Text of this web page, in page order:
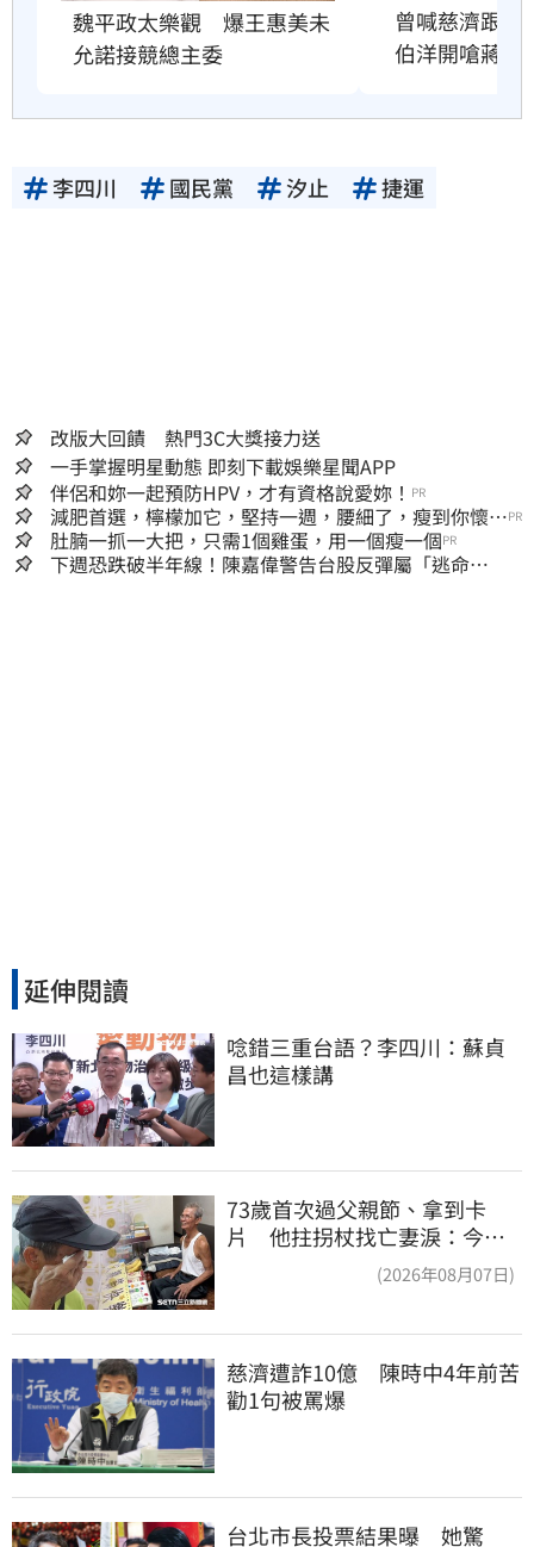
魏平政太樂觀　爆王惠美未
允諾接競總主委
曾喊慈濟跟民
伯洋開嗆蔣萬
李四川 國民黨 汐止 捷運
改版大回饋 熱門3C大獎接力送
一手掌握明星動態 即刻下載娛樂星聞APP
伴侶和妳一起預防HPV，才有資格說愛妳！ PR
減肥首選，檸檬加它，堅持一週，腰細了，瘦到你懷疑
人生
PR
肚腩一抓一大把，只需1個雞蛋，用一個瘦一個PR
下週恐跌破半年線！陳嘉偉警告台股反彈屬「逃命
延伸閱讀
唸錯三重台語？李四川：蘇貞
昌也這樣講
73歲首次過父親節、拿到卡
片 他拄拐杖找亡妻淚：今天
好多人來幫我慶祝(2026年08月07日)
慈濟遭詐10億　陳時中4年前苦
勸1句被罵爆
台北市長投票結果曝　她驚